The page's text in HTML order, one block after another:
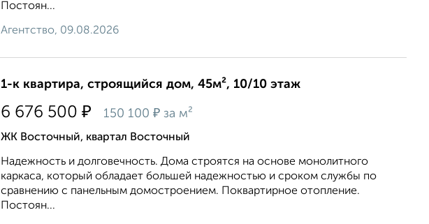
Постоян...
Агентство, 09.08.2026
1-к квартира, строящийся дом, 45м², 10/10 этаж
6 676 500 ₽ 150 100 ₽ за м²
ЖК Восточный, квартал Восточный
Надежность и долговечность. Дома строятся на основе монолитного
каркаса, который обладает большей надежностью и сроком службы по
сравнению с панельным домостроением. Поквартирное отопление.
Постоян...